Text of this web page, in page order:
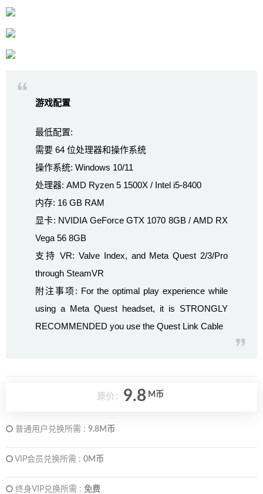
游戏配置
最低配置:
需要 64 位处理器和操作系统
操作系统: Windows 10/11
处理器: AMD Ryzen 5 1500X / Intel i5-8400
内存: 16 GB RAM
显卡: NVIDIA GeForce GTX 1070 8GB / AMD RX
Vega 56 8GB
支持 VR: Valve Index, and Meta Quest 2/3/Pro
through SteamVR
附注事项: For the optimal play experience while
using a Meta Quest headset, it is STRONGLY
RECOMMENDED you use the Quest Link Cable
原价： 9.8 M币
普通用户兑换所需 : 9.8M币
VIP会员兑换所需 : 0M币
终身VIP兑换所需 : 免费